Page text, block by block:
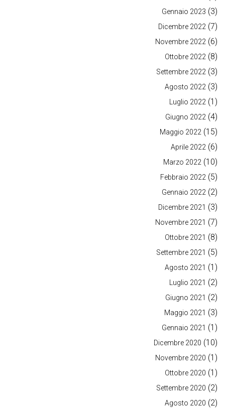
Gennaio 2023 (3)
Dicembre 2022 (7)
Novembre 2022 (6)
Ottobre 2022 (8)
Settembre 2022 (3)
Agosto 2022 (3)
Luglio 2022 (1)
Giugno 2022 (4)
Maggio 2022 (15)
Aprile 2022 (6)
Marzo 2022 (10)
Febbraio 2022 (5)
Gennaio 2022 (2)
Dicembre 2021 (3)
Novembre 2021 (7)
Ottobre 2021 (8)
Settembre 2021 (5)
Agosto 2021 (1)
Luglio 2021 (2)
Giugno 2021 (2)
Maggio 2021 (3)
Gennaio 2021 (1)
Dicembre 2020 (10)
Novembre 2020 (1)
Ottobre 2020 (1)
Settembre 2020 (2)
Agosto 2020 (2)